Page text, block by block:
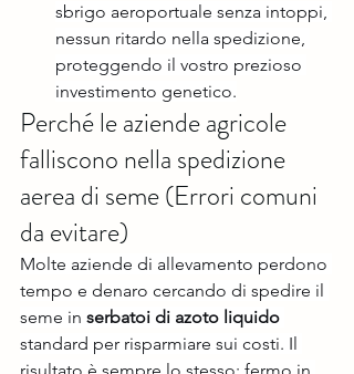
sbrigo aeroportuale senza intoppi,
nessun ritardo nella spedizione,
proteggendo il vostro prezioso
investimento genetico.
Perché le aziende agricole
falliscono nella spedizione
aerea di seme (Errori comuni
da evitare)
Molte aziende di allevamento perdono
tempo e denaro cercando di spedire il
seme in serbatoi di azoto liquido
standard per risparmiare sui costi. Il